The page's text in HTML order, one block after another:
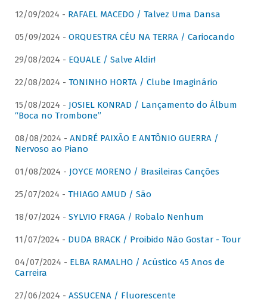
12/09/2024 - RAFAEL MACEDO / Talvez Uma Dansa
05/09/2024 - ORQUESTRA CÉU NA TERRA / Cariocando
29/08/2024 - EQUALE / Salve Aldir!
22/08/2024 - TONINHO HORTA / Clube Imaginário
15/08/2024 - JOSIEL KONRAD / Lançamento do Álbum
“Boca no Trombone”
08/08/2024 - ANDRÉ PAIXÃO E ANTÔNIO GUERRA /
Nervoso ao Piano
01/08/2024 - JOYCE MORENO / Brasileiras Canções
25/07/2024 - THIAGO AMUD / São
18/07/2024 - SYLVIO FRAGA / Robalo Nenhum
11/07/2024 - DUDA BRACK / Proibido Não Gostar - Tour
04/07/2024 - ELBA RAMALHO / Acústico 45 Anos de
Carreira
27/06/2024 - ASSUCENA / Fluorescente